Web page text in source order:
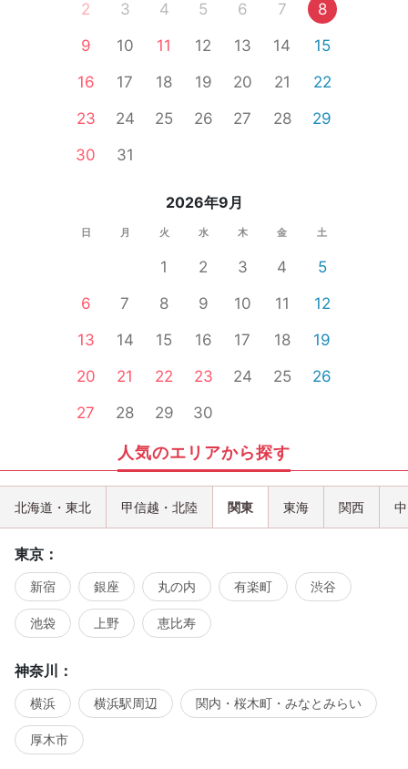
2
3 4 5 6 7
8
9
10 11 12 13 14
15
16
17 18 19 20 21
22
23
24 25 26 27 28
29
30
31
2026年9月
日 月 火 水 木 金 土
1 2 3 4
5
6
7 8 9 10 11
12
13
14 15 16 17 18
19
20
21 22 23 24 25
26
27
28 29 30
人気のエリアから探す
北海道・東北 甲信越・北陸 関東 東海 関西
東京：
新宿 銀座 丸の内 有楽町 渋谷
池袋 上野 恵比寿
神奈川：
横浜 横浜駅周辺 関内・桜木町・みなとみらい
厚木市